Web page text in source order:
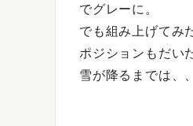
でグレーに。
でも組み上げてみ
ポジションもだい
雪が降るまでは、